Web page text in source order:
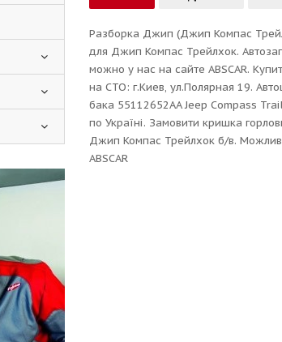
Разборка Джип (Джип Компас
для Джип Компас Трейлхок.
можно у нас на сайте ABSCAR.
на СТО: г.Киев, ул.Полярная 19.
бака 55112652AA Jeep Compass
по Україні. Замовити кришка
Джип Компас Трейлхок б/в.
ABSCAR